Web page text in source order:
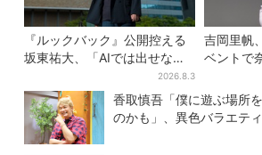
『ルックバック』公開控える
坂東祐大、「AIでは出せない
質感がある」映画音楽へのこ
だわり
2026.8.3
吉岡里帆
ベントで
しんで
香取慎吾「僕に遊ぶ場所
のかも」、異色バラエテ